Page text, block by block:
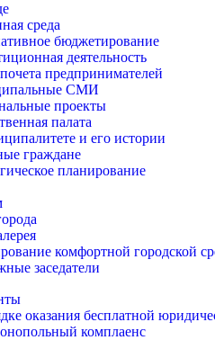
среда
бюджетирование
деятельность
предпринимателей
СМИ
проекты
палата
и его истории
граждане
планирование
комфортной городской
заседатели
оказания бесплатной
комплаенс